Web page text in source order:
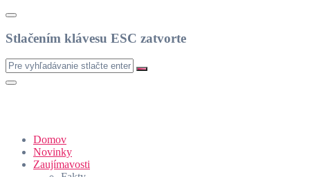
Stlačením klávesu ESC zatvorte
Domov
Novinky
Zaujímavosti